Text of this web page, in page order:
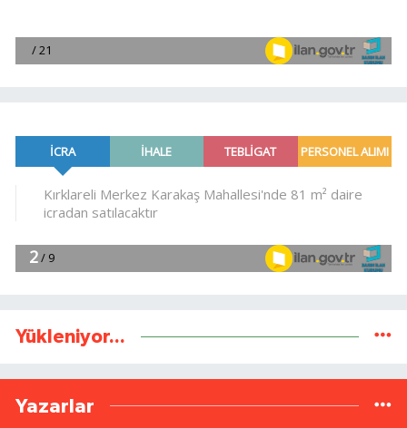
Yükleniyor...
Yazarlar